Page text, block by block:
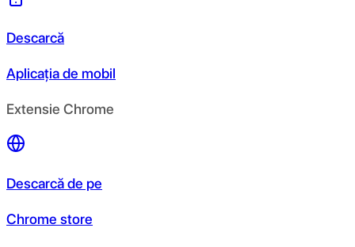
Descarcă
Aplicația de mobil
Extensie Chrome
Descarcă de pe
Chrome store